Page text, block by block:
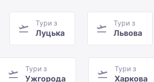
Тури з
Луцька
Тури з
Львова
Тури з
Ужгорода
Тури з
Харкова